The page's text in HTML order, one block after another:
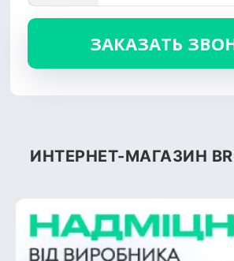
ИНТЕРНЕТ-МАГАЗИН